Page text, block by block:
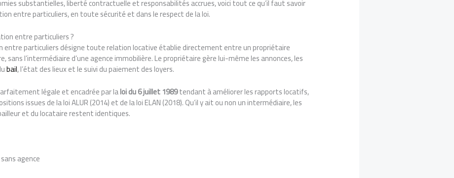
substantielles, liberté contractuelle et responsabilités accrues, voici tout ce qu’il faut savoir
entre particuliers, en toute sécurité et dans le respect de la loi.
entre particuliers ?
entre particuliers désigne toute relation locative établie directement entre un propriétaire
sans l’intermédiaire d’une agence immobilière. Le propriétaire gère lui-même les annonces, les
bail, l’état des lieux et le suivi du paiement des loyers.
légale et encadrée par laloi du 6 juillet 1989tendant à améliorer les rapports locatifs,
issues de la loi ALUR (2014) et de la loi ELAN (2018). Qu’il y ait ou non un intermédiaire, les
et du locataire restent identiques.
agence